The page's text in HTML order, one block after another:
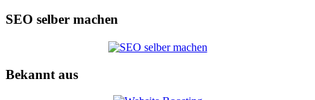
SEO selber machen
Bekannt aus